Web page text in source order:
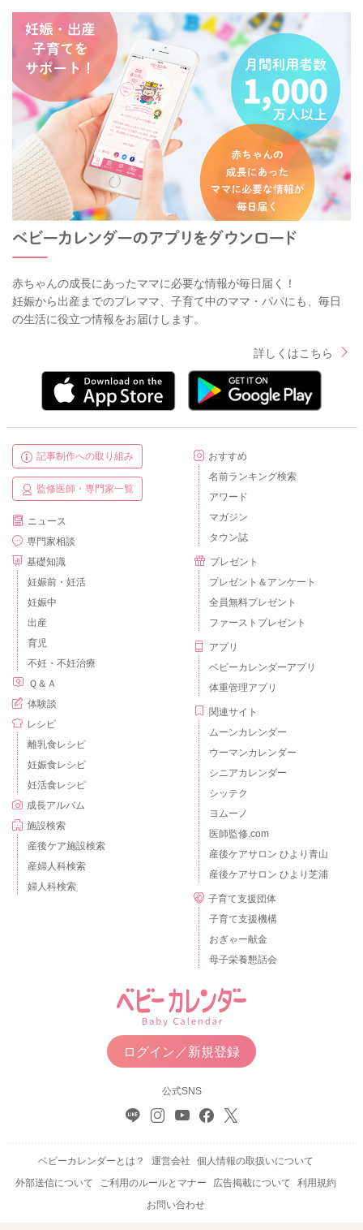
赤ちゃんの成長にあったママに必要な情報が毎日届く！
妊娠から出産までのプレママ、子育て中のママ・パパにも、毎日
の生活に役立つ情報をお届けします。
詳しくはこちら
記事制作への取り組み
監修医師・専門家一覧
ニュース
専門家相談
基礎知識
妊娠前・妊活
妊娠中
出産
育児
不妊・不妊治療
Ｑ＆Ａ
体験談
レシピ
離乳食レシピ
妊娠食レシピ
妊活食レシピ
成長アルバム
施設検索
産後ケア施設検索
産婦人科検索
婦人科検索
おすすめ
名前ランキング検索
アワード
マガジン
タウン誌
プレゼント
プレゼント＆アンケート
全員無料プレゼント
ファーストプレゼント
アプリ
ベビーカレンダーアプリ
体重管理アプリ
関連サイト
ムーンカレンダー
ウーマンカレンダー
シニアカレンダー
シッテク
ヨムーノ
医師監修.com
産後ケアサロン ひより青山
産後ケアサロン ひより芝浦
子育て支援団体
子育て支援機構
おぎゃー献金
母子栄養懇話会
ログイン／新規登録
公式SNS
ベビーカレンダーとは？ 運営会社
個人情報の取扱いについて
外部送信について
ご利用のルールとマナー 広告掲載について
利用規約
お問い合わせ